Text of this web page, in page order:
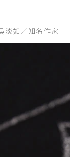
淡如／知名作家